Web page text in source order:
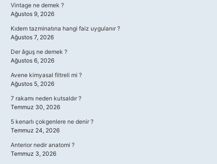
Vintage ne demek ?
Ağustos 9, 2026
Kıdem tazminatına hangi faiz uygulanır ?
Ağustos 7, 2026
Der âguş ne demek ?
Ağustos 6, 2026
Avene kimyasal filtreli mi ?
Ağustos 5, 2026
7 rakamı neden kutsaldır ?
Temmuz 30, 2026
5 kenarlı çokgenlere ne denir ?
Temmuz 24, 2026
Anterior nedir anatomi ?
Temmuz 3, 2026